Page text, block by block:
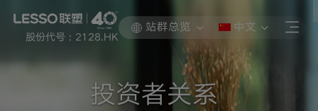
股份代号 : 2128.HK
站群总览 中文
投资者关系